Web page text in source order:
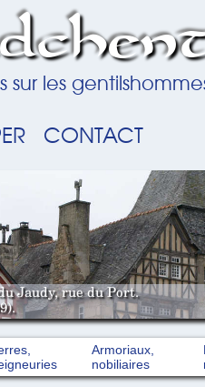
sur les
CONTACT
Jaudy, rue du Port.
Armoriaux,
nobiliaires